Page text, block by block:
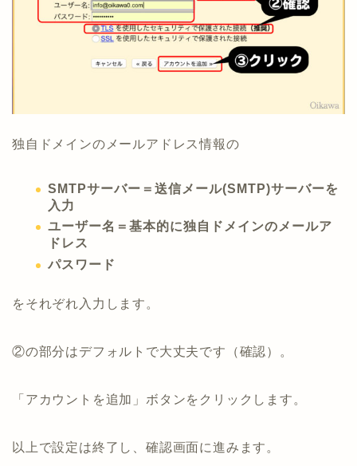
独自ドメインのメールアドレス情報の
SMTPサーバー＝送信メール(SMTP)サーバーを
入力
ユーザー名＝基本的に独自ドメインのメールア
ドレス
パスワード
をそれぞれ入力します。
②の部分はデフォルトで大丈夫です（確認）。
「アカウントを追加」ボタンをクリックします。
以上で設定は終了し、確認画面に進みます。